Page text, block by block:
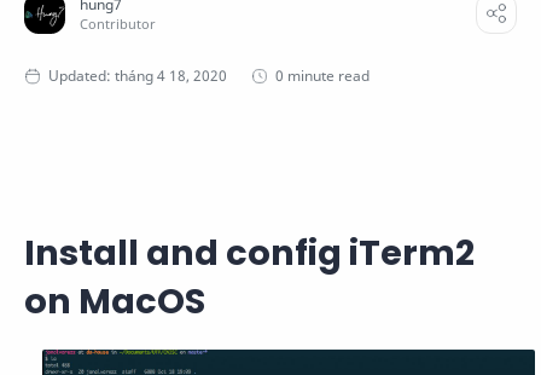
0 minute read
Install and config iTerm2
on MacOS